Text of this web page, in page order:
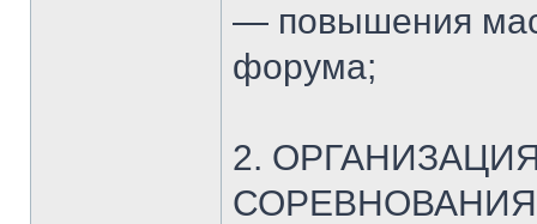
— повышения
форума;
2.
СОРЕВНОВАНИЯ